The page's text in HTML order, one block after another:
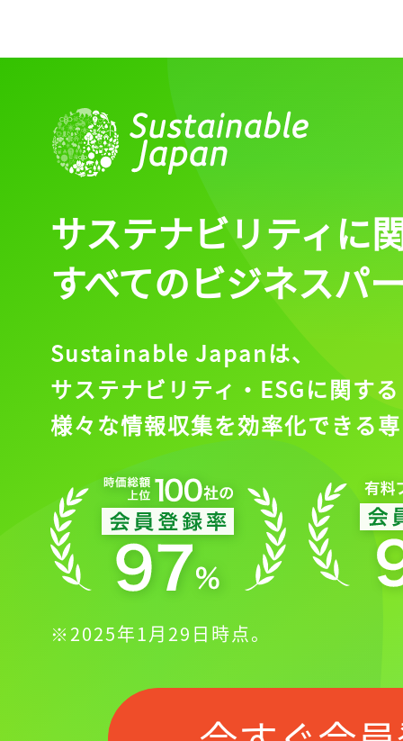
サステナビリティに
すべてのビジネスパ
Sustainable Japanは、
サステナビリティ・ESGに関する
様々な情報収集を効率化できる
※2025年1月29日時点。